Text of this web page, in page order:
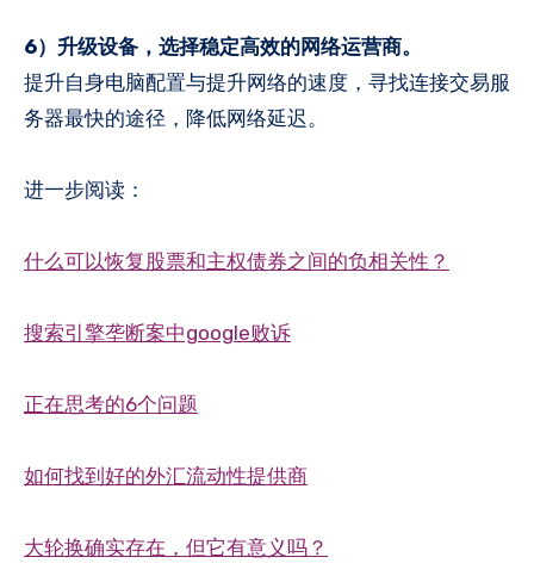
6）升级设备，选择稳定高效的网络运营商。
提升自身电脑配置与提升网络的速度，寻找连接交易服
务器最快的途径，降低网络延迟。
进一步阅读：
什么可以恢复股票和主权债券之间的负相关性？
搜索引擎垄断案中google败诉
正在思考的6个问题
如何找到好的外汇流动性提供商
大轮换确实存在，但它有意义吗？